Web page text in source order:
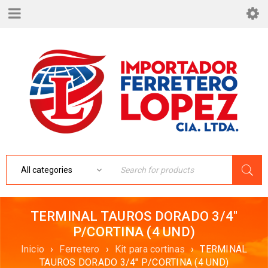
TERMINAL TAUROS DORADO 3/4″
P/CORTINA (4 UND)
Inicio › Ferretero › Kit para cortinas › TERMINAL
TAUROS DORADO 3/4″ P/CORTINA (4 UND)